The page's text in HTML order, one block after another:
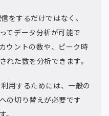
をするだけではなく、
てデータ分析が可能で
ウントの数や、ピーク時
れた数を分析できます。
用するためには、一般の
の切り替えが必要です